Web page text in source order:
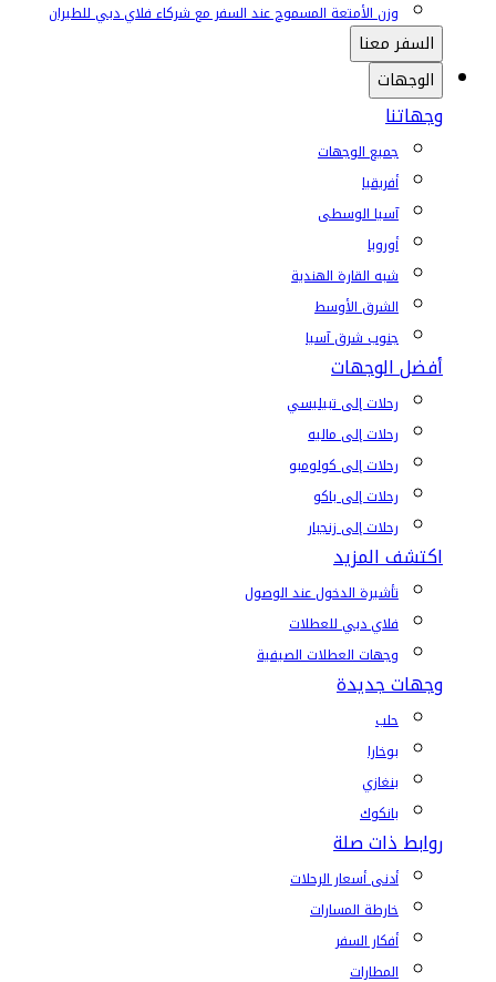
وزن الأمتعة المسموح عند السفر مع شركاء فلاي دبي للطيران
السفر معنا
الوجهات
وجهاتنا
جميع الوجهات
أفريقيا
آسيا الوسطى
أوروبا
شبه القارة الهندية
الشرق الأوسط
جنوب شرق آسيا
أفضل الوجهات
رحلات إلى تبيليسي
رحلات إلى ماليه
رحلات إلى كولومبو
رحلات إلى باكو
رحلات إلى زنجبار
اكتشف المزيد
تأشيرة الدخول عند الوصول
فلاي دبي للعطلات
وجهات العطلات الصيفية
وجهات جديدة
حلب
بوخارا
بنغازي
بانكوك
روابط ذات صلة
أدنى أسعار الرحلات
خارطة المسارات
أفكار السفر
المطارات